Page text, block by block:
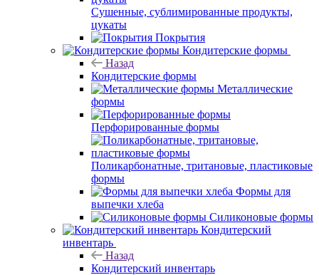
Сушенные, сублимированные продукты,
цукаты
Покрытия
Кондитерские формы
Назад
Кондитерские формы
Металлические
формы
Перфорированные формы
Поликарбонатные, тритановые, пластиковые
формы
Формы для
выпечки хлеба
Силиконовые формы
Кондитерский
инвентарь
Назад
Кондитерский инвентарь